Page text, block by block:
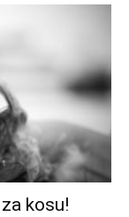
kosu!